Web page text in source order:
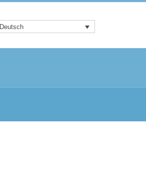
Deutsch